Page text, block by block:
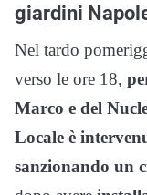
giardini
Nel tardo
verso le ore 18,
Marco e del
Locale è
sanzionando un